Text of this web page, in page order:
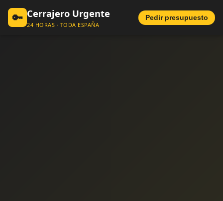
🔑 Cerrajero Urgente
24 HORAS · TODA ESPAÑA
Pedir presupuesto